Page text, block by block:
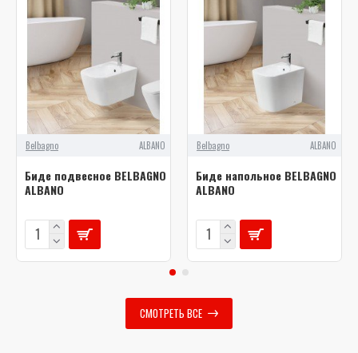
Belbagno ALBANO
Биде подвесное BELBAGNO
ALBANO
Belbagno ALBANO
Биде напольное BELBAGNO
ALBANO
СМОТРЕТЬ ВСЕ